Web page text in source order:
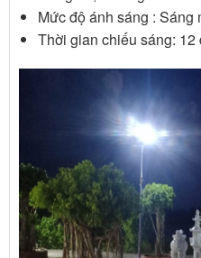
Mức độ ánh sáng : Sáng
Thời gian chiếu sáng: 12